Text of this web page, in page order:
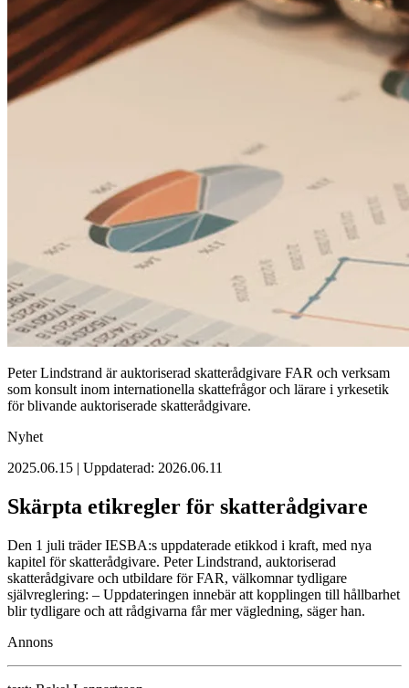
Peter Lindstrand är auktoriserad skatterådgivare FAR och verksam
som konsult inom internationella skattefrågor och lärare i yrkesetik
för blivande auktoriserade skatterådgivare.
Nyhet
2025.06.15 | Uppdaterad: 2026.06.11
Skärpta etikregler för skatterådgivare
Den 1 juli träder IESBA:s uppdaterade etikkod i kraft, med nya
kapitel för skatterådgivare. Peter Lindstrand, auktoriserad
skatterådgivare och utbildare för FAR, välkomnar tydligare
självreglering: – Uppdateringen innebär att kopplingen till hållbarhet
blir tydligare och att rådgivarna får mer vägledning, säger han.
Annons